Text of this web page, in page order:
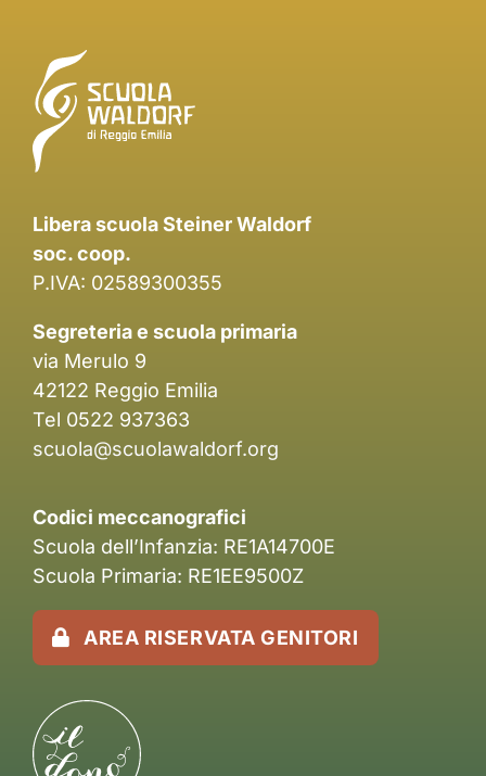
Libera scuola Steiner Waldorf
soc. coop.
P.IVA: 02589300355
Segreteria e scuola primaria
via Merulo 9
42122 Reggio Emilia
Tel 0522 937363
scuola@scuolawaldorf.org
Codici meccanografici
Scuola dell’Infanzia: RE1A14700E
Scuola Primaria: RE1EE9500Z
AREA RISERVATA GENITORI